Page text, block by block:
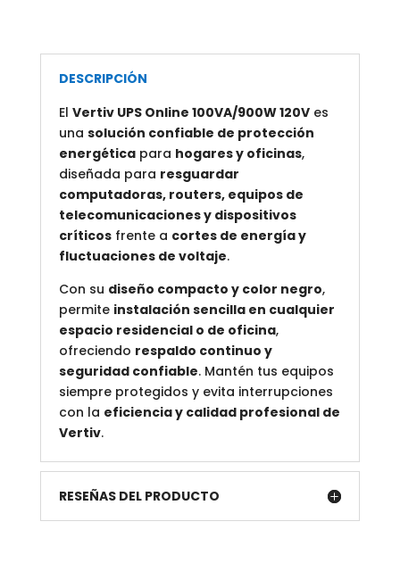
DESCRIPCIÓN
El Vertiv UPS Online 100VA/900W 120Ves
una solución confiable de protección
energéticapara hogares y oficinas,
diseñada para resguardar
computadoras, routers, equipos de
telecomunicaciones y dispositivos
críticosfrente a cortes de energía y
fluctuaciones de voltaje.
Con su diseño compacto y color negro,
permite instalación sencilla en cualquier
espacio residencial o de oficina,
ofreciendo respaldo continuo y
seguridad confiable. Mantén tus equipos
siempre protegidos y evita interrupciones
con la eficiencia y calidad profesional de
Vertiv.
RESEÑAS DEL PRODUCTO